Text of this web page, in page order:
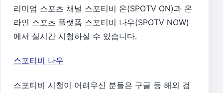
리미엄 스포츠 채널 스포티비 온(SPOTV ON)과 온
라인 스포츠 플랫폼 스포티비 나우(SPOTV NOW)
에서 실시간 시청하실 수 있습니다.
스포티비 나우
스포티비 시청이 어려우신 분들은 구글 등 해외 검